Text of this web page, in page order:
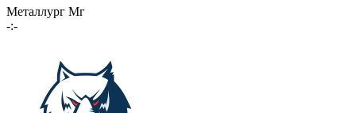
Металлург Мг
-:-